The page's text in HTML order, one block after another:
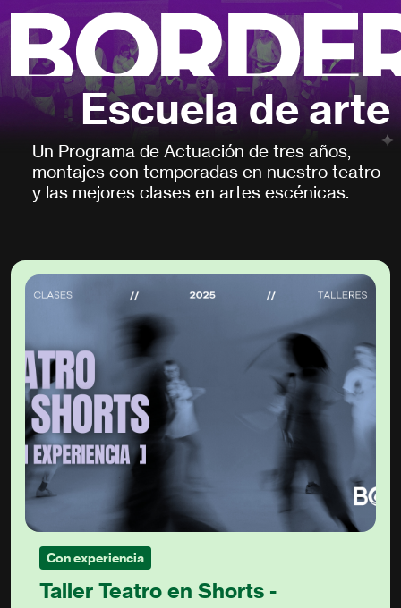
Escuela de arte
Un Programa de Actuación de tres años,
montajes con temporadas en nuestro teatro
y las mejores clases en artes escénicas.
Con experiencia
Taller Teatro en Shorts -